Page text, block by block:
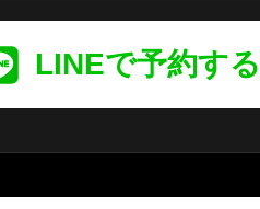
LINEで予約する